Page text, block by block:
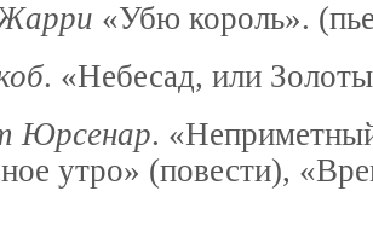
«Убю король».
. «Небесад, или
Юрсенар.
утро» (повести),